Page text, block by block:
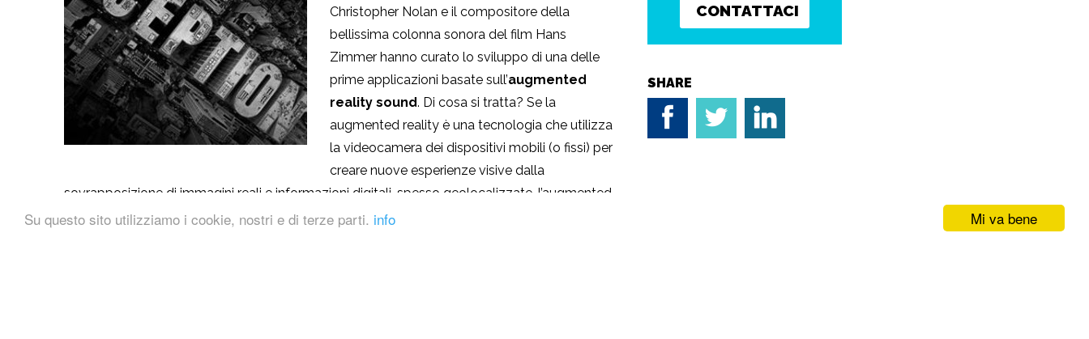
Mi va bene
Su questo sito utilizziamo i cookie, nostri e di terze parti. info
Christopher Nolan e il compositore della
bellissima colonna sonora del film Hans
Zimmer hanno curato lo sviluppo di una delle
prime applicazioni basate sull’augmented
reality sound. Di cosa si tratta? Se la
augmented reality è una tecnologia che utilizza
la videocamera dei dispositivi mobili (o fissi) per
creare nuove esperienze visive dalla
sovrapposizione di immagini reali e informazioni digitali, spesso geolocalizzate. l’augmented
reality sound agisce sui suoni del mondo circostante, grazie a campionamenti in tempo
CONTATTACI
SHARE